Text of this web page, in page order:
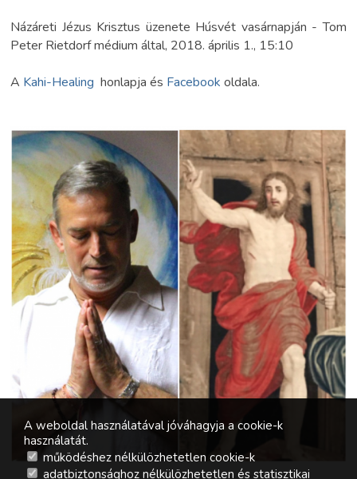
Názáreti Jézus Krisztus üzenete Húsvét vasárnapján - Tom
Peter Rietdorf médium által, 2018. április 1., 15:10
A Kahi-Healing honlapja és Facebook oldala.
A weboldal használatával jóváhagyja a cookie-k
használatát.
működéshez nélkülözhetetlen cookie-k
adatbiztonsághoz nélkülözhetetlen és statisztikai